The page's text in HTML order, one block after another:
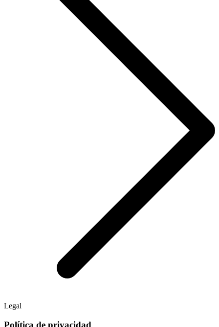
Legal
Política de privacidad